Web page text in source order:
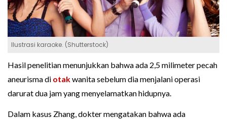
Ilustrasi karaoke. (Shutterstock)
Hasil penelitian menunjukkan bahwa ada 2,5 milimeter pecah
aneurisma di otakwanita sebelum dia menjalani operasi
darurat dua jam yang menyelamatkan hidupnya.
Dalam kasus Zhang, dokter mengatakan bahwa ada